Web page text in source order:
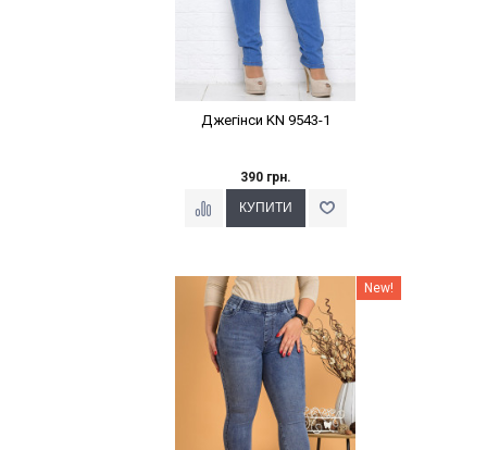
Джегінси KN 9543-1
390 грн.
Наклейки Варіант з % New!